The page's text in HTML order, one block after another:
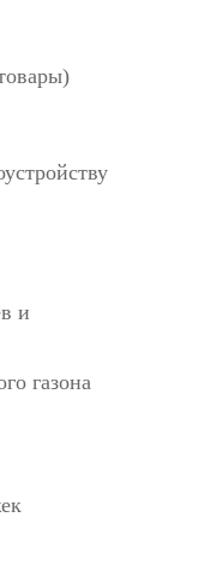
и
газона